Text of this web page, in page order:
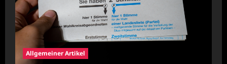
Allgemeiner Artikel